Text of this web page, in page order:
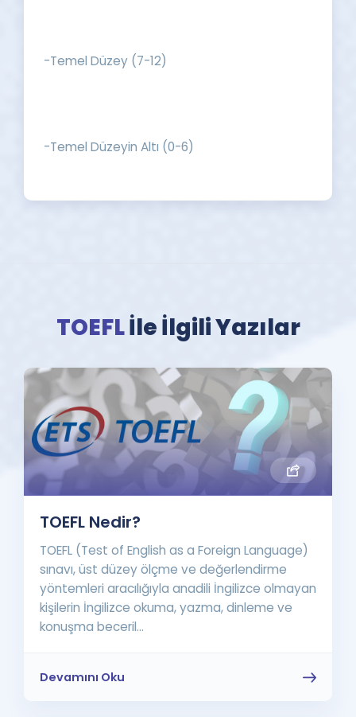
-Temel Düzey (7-12)
-Temel Düzeyin Altı (0-6)
TOEFLİle İlgili Yazılar
TOEFL Nedir?
TOEFL (Test of English as a Foreign Language)
sınavı, üst düzey ölçme ve değerlendirme
yöntemleri aracılığıyla anadili İngilizce olmayan
kişilerin İngilizce okuma, yazma, dinleme ve
konuşma beceril...
Devamını Oku